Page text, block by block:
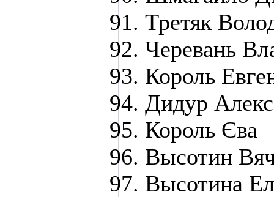
Третяк
Черевань
Король
Дидур
Король Єва
Высотин
Высотина